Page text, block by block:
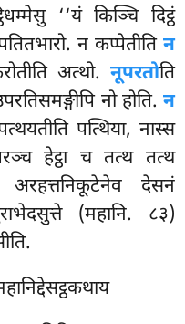
‘‘यं किञ्चि दिट्ठं
न कप्पेतीति न
अत्थो. नूपरतोति
नो होति. न
पत्थिया, नास्स
हेट्ठा च तत्थ तत्थ
अरहत्तनिकूटेनेव देसनं
(महानि. ८३)